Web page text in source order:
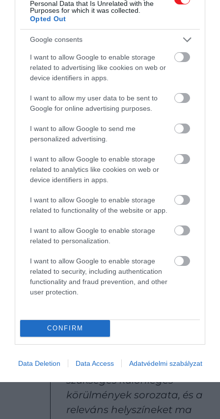
Personal Data that Is Unrelated with the
Purposes for which it was collected.
Opted Out
Google consents
I want to allow Google to enable storage
related to advertising like cookies on web or
device identifiers in apps.
I want to allow my user data to be sent to
Google for online advertising purposes.
I want to allow Google to send me
personalized advertising.
I want to allow Google to enable storage
related to analytics like cookies on web or
device identifiers in apps.
I want to allow Google to enable storage
related to functionality of the website or app.
I want to allow Google to enable storage
related to personalization.
I want to allow Google to enable storage
related to security, including authentication
functionality and fraud prevention, and other
user protection.
CONFIRM
Data Deletion Data Access Adatvédelmi szabályzat
az 1991-es felfedezés előtt
– írják a kutatók.
akár 6 méteres távolságban is szétszórva találták
meg, Ötzi nem biztos, hogy ott halt meg, ahol
hunyt el, majd a tavaszi hó eltemette, utána pedig
az olvadékvíz a szakadékba sodorta.
Megtalálták az eddigi
legrégebbi sebészeti beavatkozás bizonyítékait
– nem is akármilyet
téve a forró nyaraknak a halálát követő 1500 évben.
Az elmúlt évtizedekben pedig jelentősen bővültek
a jeges leletekkel kapcsolatos ismeretek, ami
lehetővé tette a kutatók számára, hogy Ötzi
megőrzéséhez nem
szükséges különleges
körülmények sorozata, és a
releváns helyszíneket ma